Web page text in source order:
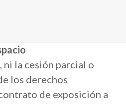
la cesión parcial o
los derechos
de exposición a